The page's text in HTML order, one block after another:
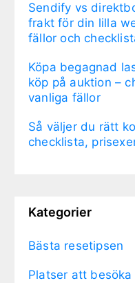
Sendify vs
frakt för din lilla
fällor och
Köpa begagnad
köp på auktion –
vanliga fällor
Så väljer du rätt
checklista,
Kategorier
Bästa resetipsen
Platser att besöka